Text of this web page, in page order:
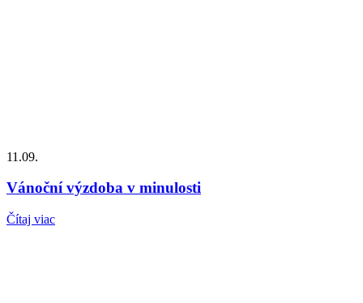
11.09.
Vánoční výzdoba v minulosti
Čítaj viac